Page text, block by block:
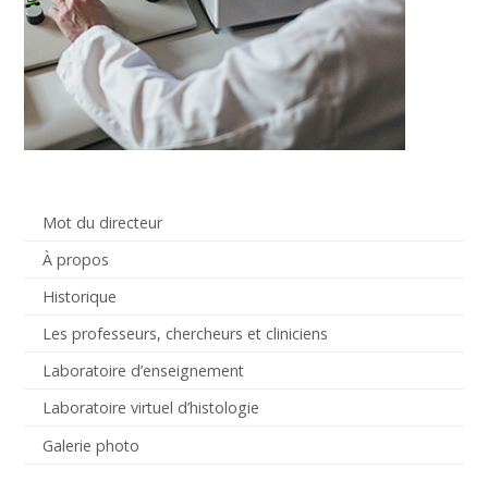
Mot du directeur
À propos
Historique
Les professeurs, chercheurs et cliniciens
Laboratoire d’enseignement
Laboratoire virtuel d’histologie
Galerie photo